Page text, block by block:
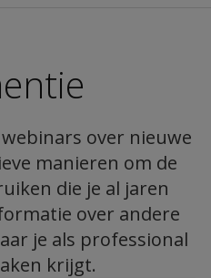
over nieuwe
manieren om de
die je al jaren
over andere
je als professional
krijgt.